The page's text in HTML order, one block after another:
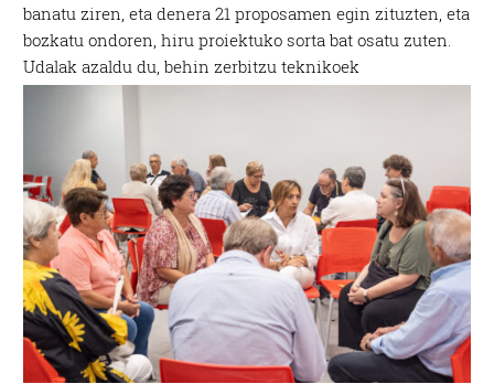
banatu ziren, eta denera 21 proposamen egin zituzten, eta
bozkatu ondoren, hiru proiektuko sorta bat osatu zuten.
Udalak azaldu du, behin zerbitzu teknikoek